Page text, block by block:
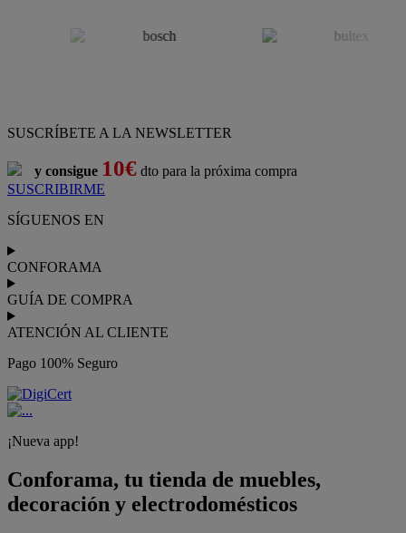
SUSCRÍBETE A LA NEWSLETTER
y consigue 10€ dto para la próxima compra
SUSCRIBIRME
SÍGUENOS EN
CONFORAMA
GUÍA DE COMPRA
ATENCIÓN AL CLIENTE
Pago 100% Seguro
¡Nueva app!
Conforama, tu tienda de muebles,
decoración y electrodomésticos